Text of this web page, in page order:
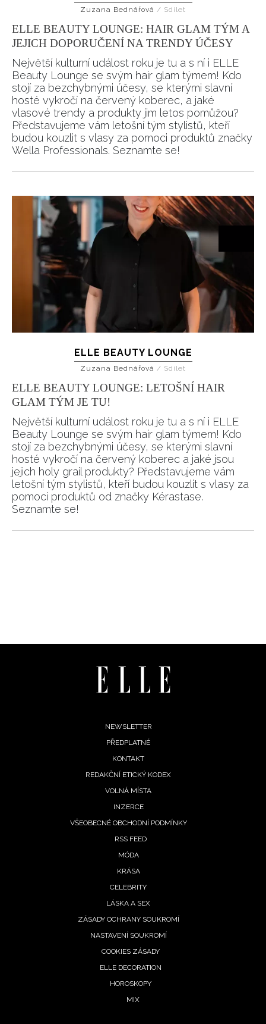
Zuzana Bednářová / Sdílet
ELLE BEAUTY LOUNGE: HAIR GLAM TÝM A
JEJICH DOPORUČENÍ NA TRENDY ÚČESY
Největší kulturní událost roku je tu a s ní i ELLE
Beauty Lounge se svým hair glam týmem! Kdo
stojí za bezchybnými účesy, se kterými slavní
hosté vykročí na červený koberec, a jaké
vlasové trendy a produkty jim letos pomůžou?
Představujeme vám letošní tým stylistů, kteří
budou kouzlit s vlasy za pomoci produktů značky
Wella Professionals. Seznamte se!
ELLE BEAUTY LOUNGE
Zuzana Bednářová / Sdílet
ELLE BEAUTY LOUNGE: LETOŠNÍ HAIR
GLAM TÝM JE TU!
Největší kulturní událost roku je tu a s ní i ELLE
Beauty Lounge se svým hair glam týmem! Kdo
stojí za bezchybnými účesy, se kterými slavní
hosté vykročí na červený koberec a jaké jsou
jejich holy grail produkty? Představujeme vám
letošní tým stylistů, kteří budou kouzlit s vlasy za
pomoci produktů od značky Kérastase.
Seznamte se!
NEWSLETTER
PŘEDPLATNÉ
KONTAKT
REDAKČNÍ ETICKÝ KODEX
VOLNÁ MÍSTA
INZERCE
VŠEOBECNÉ OBCHODNÍ PODMÍNKY
RSS FEED
MÓDA
KRÁSA
CELEBRITY
LÁSKA A SEX
ZÁSADY OCHRANY SOUKROMÍ
NASTAVENÍ SOUKROMÍ
COOKIES ZÁSADY
ELLE DECORATION
HOROSKOPY
MIX